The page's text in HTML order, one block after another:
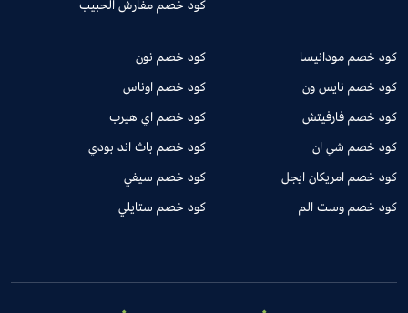
كود خصم مفارش الحبيب
كود خصم مودانيسا
كود خصم نايس ون
كود خصم فارفيتش
كود خصم شي ان
كود خصم امريكان ايجل
كود خصم وست الم
كود خصم نون
كود خصم اوناس
كود خصم اي هيرب
كود خصم باث اند بودي
كود خصم سيفي
كود خصم ستايلي